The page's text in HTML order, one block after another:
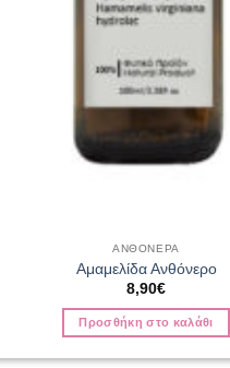
ΑΝΘΟΝΕΡΑ
Αμαμελίδα Ανθόνερο
8,90€
Προσθήκη στο καλάθι